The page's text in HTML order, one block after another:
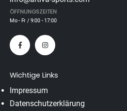
ÖFFNUNGSZEITEN
Mo - Fr / 9:00 - 17:00
Wichtige Links
Impressum
Datenschutzerklärung